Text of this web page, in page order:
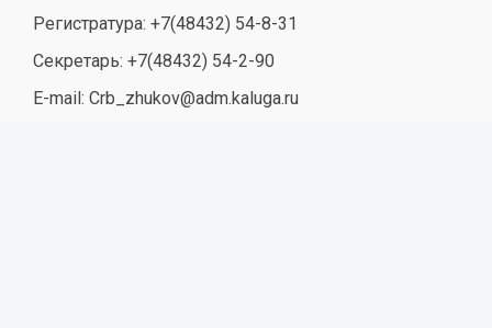
Регистратура: +7(48432) 54-8-31
Секретарь: +7(48432) 54-2-90
E-mail: Crb_zhukov@adm.kaluga.ru